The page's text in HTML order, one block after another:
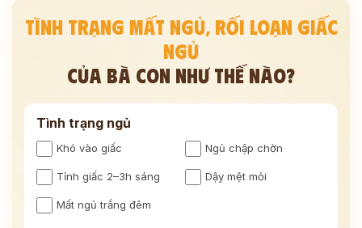
TÌNH TRẠNG MẤT NGỦ, RỐI LOẠN GIẤC
NGỦ
CỦA BÀ CON NHƯ THẾ NÀO?
Tình trạng ngủ
Khó vào giấc Ngủ chập chờn
Tỉnh giấc 2–3h sáng Dậy mệt mỏi
Mất ngủ trắng đêm